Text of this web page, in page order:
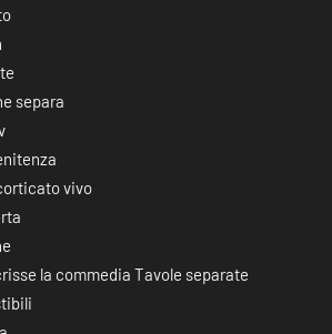
separa
vivo
la commedia Tavole separate